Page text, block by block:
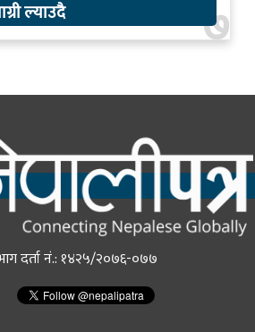
७
ल्याउदै
दर्ता नं.: १४२५/२०७६-०७७